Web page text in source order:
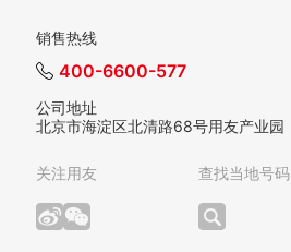
销售热线
400-6600-577
公司地址
北京市海淀区北清路68号用友产业园
关注用友 查找当地号码